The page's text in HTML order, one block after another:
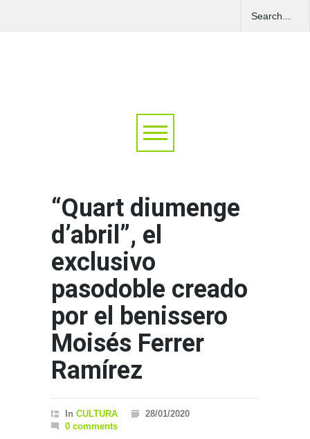
“Quart diumenge
d’abril”, el
exclusivo
pasodoble creado
por el benissero
Moisés Ferrer
Ramírez
In CULTURA
28/01/2020
0 comments